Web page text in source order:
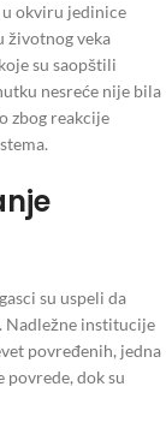
okviru jedinice
životnog veka
su saopštili
nesreće nije bila
zbog reakcije
su uspeli da
Nadležne institucije
povređenih, jedna
dok su